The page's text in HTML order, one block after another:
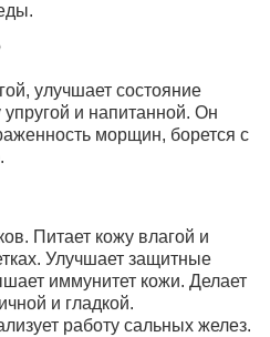
улучшает состояние
и напитанной. Он
морщин, борется с
Питает кожу влагой и
Улучшает защитные
иммунитет кожи. Делает
и гладкой.
работу сальных желез.